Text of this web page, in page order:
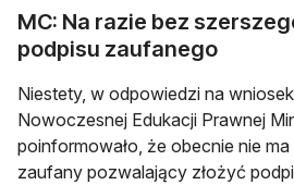
MC: Na razie bez
podpisu zaufanego
Niestety, w odpowiedzi na
Nowoczesnej Edukacji Prawnej
poinformowało, że obecnie nie
zaufany pozwalający złożyć